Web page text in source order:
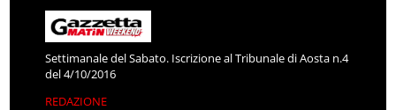
Settimanale del Sabato. Iscrizione al Tribunale di Aosta n.4
del 4/10/2016
REDAZIONE